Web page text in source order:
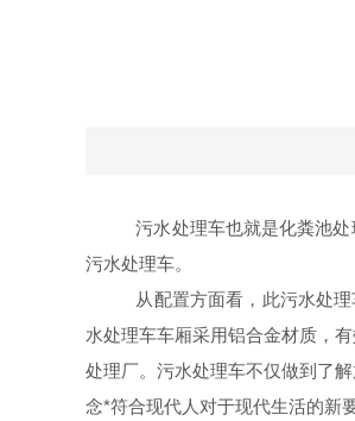
污水处理车也就是化粪池处
污水处理车。
从配置方面看，此污水处
水处理车车厢采用铝合金材质，
处理厂。污水处理车不仅做到了
念*符合现代人对于现代生活的新要